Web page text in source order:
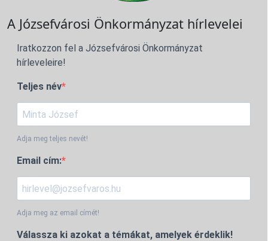
A Józsefvárosi Önkormányzat hírlevelei
Iratkozzon fel a Józsefvárosi Önkormányzat
hírleveleire!
Teljes név
Adja meg teljes nevét!
Email cím:
Adja meg az email címét!
Válassza ki azokat a témákat, amelyek érdeklik!